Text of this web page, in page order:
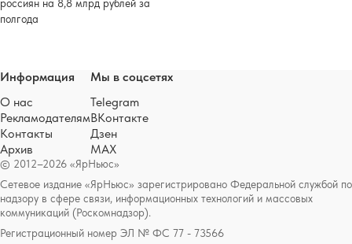
россиян на 8,8 млрд рублей за
полгода
© 2012–2026 «ЯрНьюс»
Сетевое издание «ЯрНьюс» зарегистрировано Федеральной службой по
надзору в сфере связи, информационных технологий и массовых
коммуникаций (Роскомнадзор).
Регистрационный номер ЭЛ № ФС 77 - 73566
Информация
О нас
Рекламодателям
Контакты
Архив
Мы в соцсетях
Telegram
ВКонтакте
Дзен
MAX